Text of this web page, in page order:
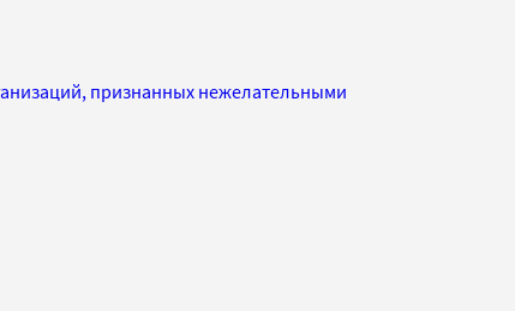
признанных нежелательными